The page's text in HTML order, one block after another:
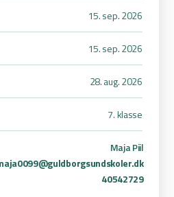
15. sep. 2026
15. sep. 2026
28. aug. 2026
7. klasse
Maja Piil
40542729